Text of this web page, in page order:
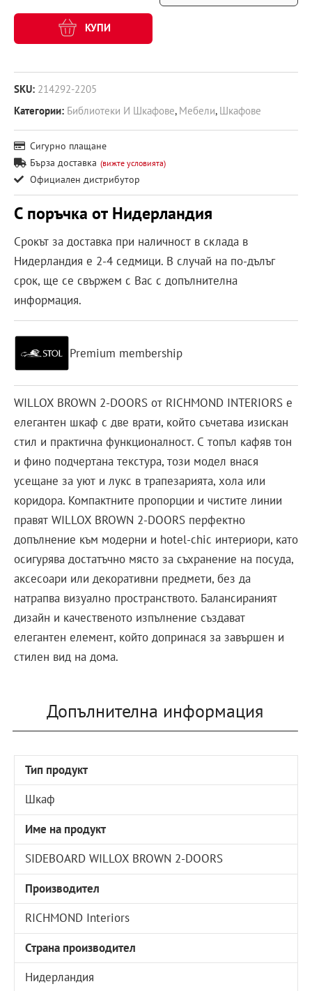
КУПИ
SKU: 214292-2205
Категории: Библиотеки И Шкафове, Мебели, Шкафове
Сигурно плащане
Бърза доставка (вижте условията)
Официален дистрибутор
С поръчка от Нидерландия
Срокът за доставка при наличност в склада в
Нидерландия е 2-4 седмици. В случай на по-дълъг
срок, ще се свържем с Вас с допълнителна
информация.
Premium membership
WILLOX BROWN 2-DOORS от RICHMOND INTERIORS е
елегантен шкаф с две врати, който съчетава изискан
стил и практична функционалност. С топъл кафяв тон
и фино подчертана текстура, този модел внася
усещане за уют и лукс в трапезарията, хола или
коридора. Компактните пропорции и чистите линии
правят WILLOX BROWN 2-DOORS перфектно
допълнение към модерни и hotel-chic интериори, като
осигурява достатъчно място за съхранение на посуда,
аксесоари или декоративни предмети, без да
натрапва визуално пространството. Балансираният
дизайн и качественото изпълнение създават
елегантен елемент, който допринася за завършен и
стилен вид на дома.
Допълнителна информация
Тип продукт
Шкаф
Име на продукт
SIDEBOARD WILLOX BROWN 2-DOORS
Производител
RICHMOND Interiors
Страна производител
Нидерландия